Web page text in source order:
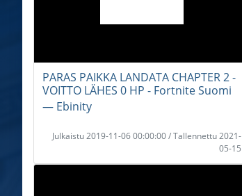
PARAS PAIKKA LANDATA CHAPTER 2 -
VOITTO LÄHES 0 HP - Fortnite Suomi
― Ebinity
Julkaistu 2019-11-06 00:00:00 / Tallennettu 2021-
05-15